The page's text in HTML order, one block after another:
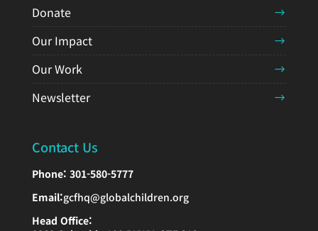
Donate
Our Impact
Our Work
Newsletter
Contact Us
Phone: 301-580-5777
Email:gcfhq@globalchildren.org
Head Office: